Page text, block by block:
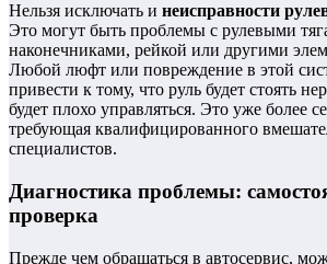
Нельзя исключать и неисправности
Это могут быть проблемы с рулевыми
наконечниками, рейкой или другими
Любой люфт или повреждение в этой
привести к тому, что руль будет стоять
будет плохо управляться. Это уже более
требующая квалифицированного
специалистов.
Диагностика проблемы:
проверка
Прежде чем обращаться в автосервис,